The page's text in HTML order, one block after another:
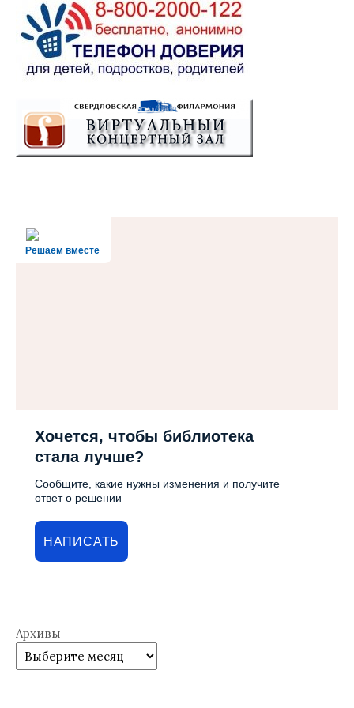
Решаем вместе
Хочется, чтобы библиотека
стала лучше?
Сообщите, какие нужны изменения и получите
ответ о решении
НАПИСАТЬ
Архивы